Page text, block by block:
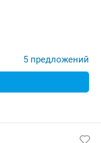
5 предложений